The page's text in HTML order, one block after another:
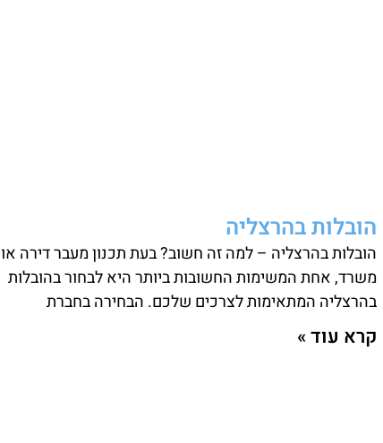
הובלות בהרצליה
הובלות בהרצליה – למה זה חשוב? בעת תכנון מעבר דירה או
משרד, אחת המשימות החשובות ביותר היא לבחור בהובלות
בהרצליה המתאימות לצרכים שלכם. הבחירה בחברת
קרא עוד »